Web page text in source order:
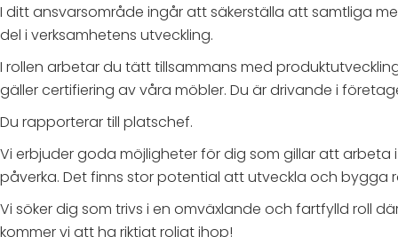
I ditt ansvarsområde ingår att säkerställa att samtliga
del i verksamhetens utveckling.
I rollen arbetar du tätt tillsammans med
gäller certifiering av våra möbler. Du är drivande i
Du rapporterar till platschef.
Vi erbjuder goda möjligheter för dig som gillar att
påverka. Det finns stor potential att utveckla och bygga
Vi söker dig som trivs i en omväxlande och fartfylld roll
kommer vi att ha riktigt roligt ihop!